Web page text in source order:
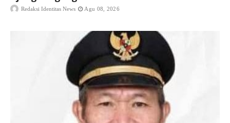
Redaksi Identitas News Agu 08, 2026